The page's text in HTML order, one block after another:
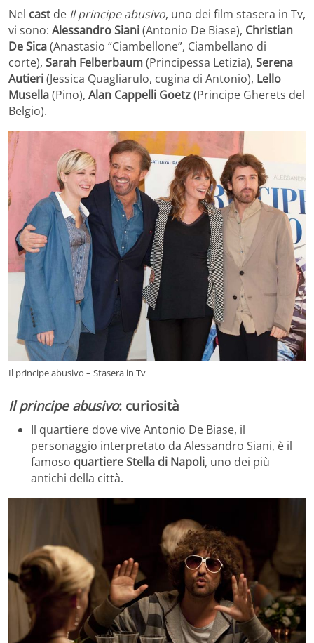
Nel cast de Il principe abusivo, uno dei film stasera in Tv,
vi sono: Alessandro Siani(Antonio De Biase), Christian
De Sica(Anastasio “Ciambellone”, Ciambellano di
corte), Sarah Felberbaum(Principessa Letizia), Serena
Autieri(Jessica Quagliarulo, cugina di Antonio), Lello
Musella(Pino), Alan Cappelli Goetz(Principe Gherets del
Belgio).
Il principe abusivo – Stasera in Tv
Il principe abusivo: curiosità
Il quartiere dove vive Antonio De Biase, il
personaggio interpretato da Alessandro Siani, è il
famoso quartiere Stella di Napoli, uno dei più
antichi della città.